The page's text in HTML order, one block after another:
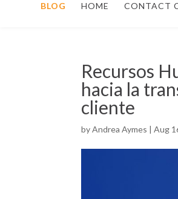
BLOG HOME CONTACT
Recursos
hacia la
cliente
byAndrea Aymes |Aug